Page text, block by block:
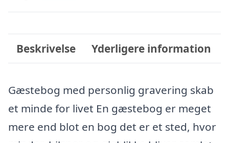
Beskrivelse Yderligere information
Gæstebog med personlig gravering skab
et minde for livet En gæstebog er meget
mere end blot en bog det er et sted, hvor